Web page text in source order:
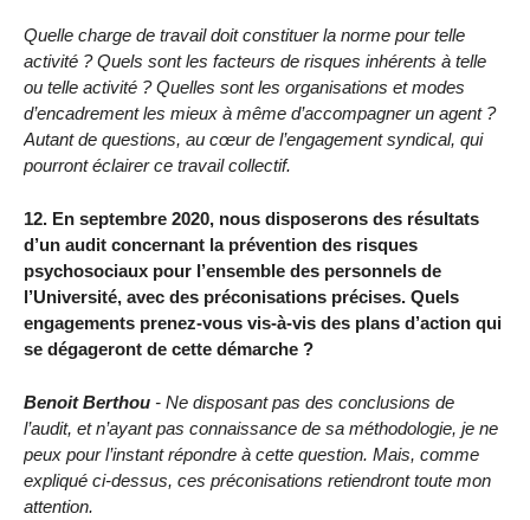
Quelle charge de travail doit constituer la norme pour telle
activité ? Quels sont les facteurs de risques inhérents à telle
ou telle activité ? Quelles sont les organisations et modes
d’encadrement les mieux à même d’accompagner un agent ?
Autant de questions, au cœur de l’engagement syndical, qui
pourront éclairer ce travail collectif.
12. En septembre 2020, nous disposerons des résultats
d’un audit concernant la prévention des risques
psychosociaux pour l’ensemble des personnels de
l’Université, avec des préconisations précises. Quels
engagements prenez-vous vis-à-vis des plans d’action qui
se dégageront de cette démarche ?
Benoit Berthou - Ne disposant pas des conclusions de
l’audit, et n’ayant pas connaissance de sa méthodologie, je ne
peux pour l’instant répondre à cette question. Mais, comme
expliqué ci-dessus, ces préconisations retiendront toute mon
attention.